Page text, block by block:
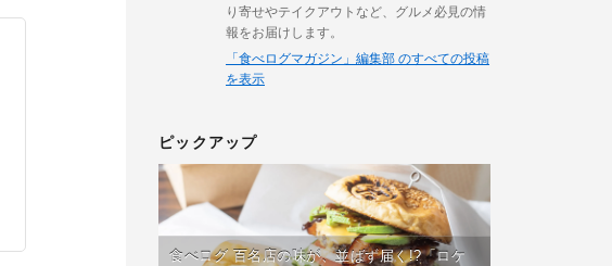
り寄せやテイクアウトなど、グルメ必見の情
報をお届けします。
「食べログマガジン」編集部 のすべての投稿
を表示
ピックアップ
食べログ 百名店の味が、並ばず届く!?「ロケ